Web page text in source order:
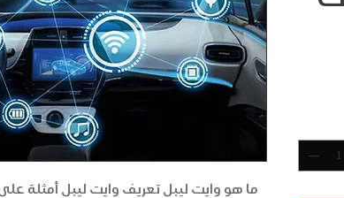
ما هو وايت ليبل تعريف وايت ليبل أمثلة على